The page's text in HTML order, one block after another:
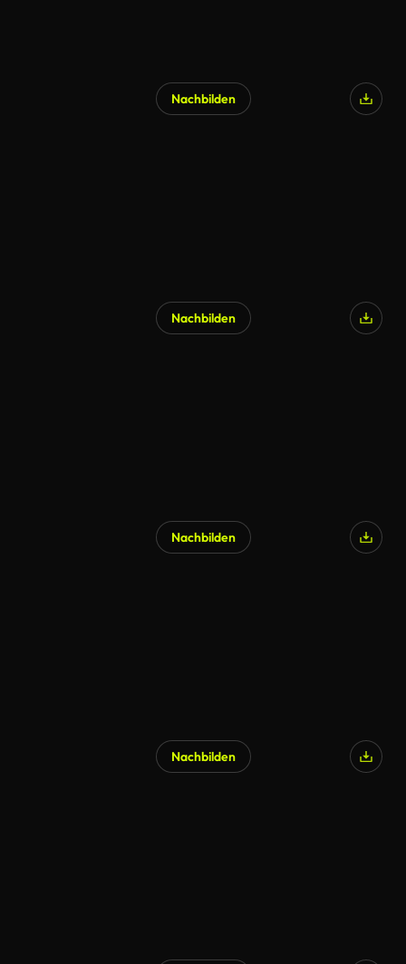
Nachbilden
Nachbilden
Nachbilden
Nachbilden